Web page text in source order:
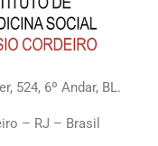
524, 6º Andar, BL.
– RJ – Brasil